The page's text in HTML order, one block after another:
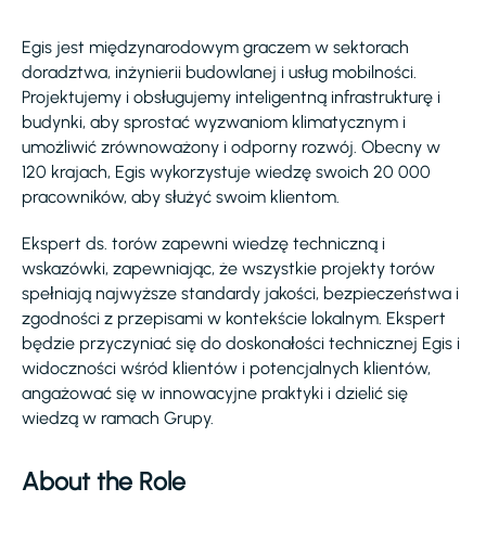
Egis jest międzynarodowym graczem w sektorach
doradztwa, inżynierii budowlanej i usług mobilności.
Projektujemy i obsługujemy inteligentną infrastrukturę i
budynki, aby sprostać wyzwaniom klimatycznym i
umożliwić zrównoważony i odporny rozwój. Obecny w
120 krajach, Egis wykorzystuje wiedzę swoich 20 000
pracowników, aby służyć swoim klientom.
Ekspert ds. torów zapewni wiedzę techniczną i
wskazówki, zapewniając, że wszystkie projekty torów
spełniają najwyższe standardy jakości, bezpieczeństwa i
zgodności z przepisami w kontekście lokalnym. Ekspert
będzie przyczyniać się do doskonałości technicznej Egis i
widoczności wśród klientów i potencjalnych klientów,
angażować się w innowacyjne praktyki i dzielić się
wiedzą w ramach Grupy.
About the Role